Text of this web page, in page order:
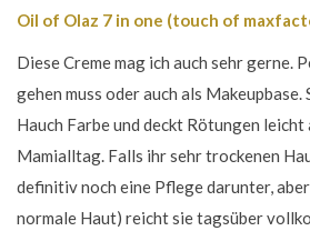
Oil of Olaz 7 in one (touch of
Diese Creme mag ich auch sehr gerne.
gehen muss oder auch als
Hauch Farbe und deckt Rötungen
Mamialltag. Falls ihr sehr trockenen
definitiv noch eine Pflege darunter,
normale Haut) reicht sie tagsüber